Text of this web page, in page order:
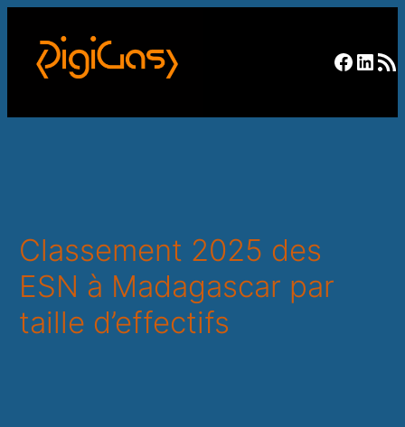
RSS
Classement 2025 des
ESN à Madagascar par
taille d’effectifs